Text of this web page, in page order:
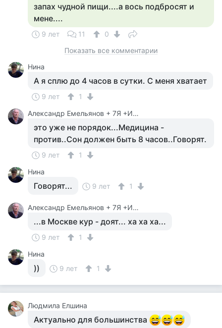
запах чудной пищи....а вось подбросят и
мене....
9 лет 11
0
Показать все комментарии
Нина
А я сплю до 4 часов в сутки. С меня хватает
9 лет
1
Александр Емельянов + 7Я +Инструктор Туризма
это уже не порядок...Медицина -
против..Сон должен быть 8 часов..Говорят.
9 лет
1
Нина
Говорят... 9 лет 1
Александр Емельянов + 7Я +Инструктор Туризма
...в Москве кур - доят... ха ха ха...
9 лет
1
Нина
)) 9 лет 1
Людмила Елшина
Актуально для большинства